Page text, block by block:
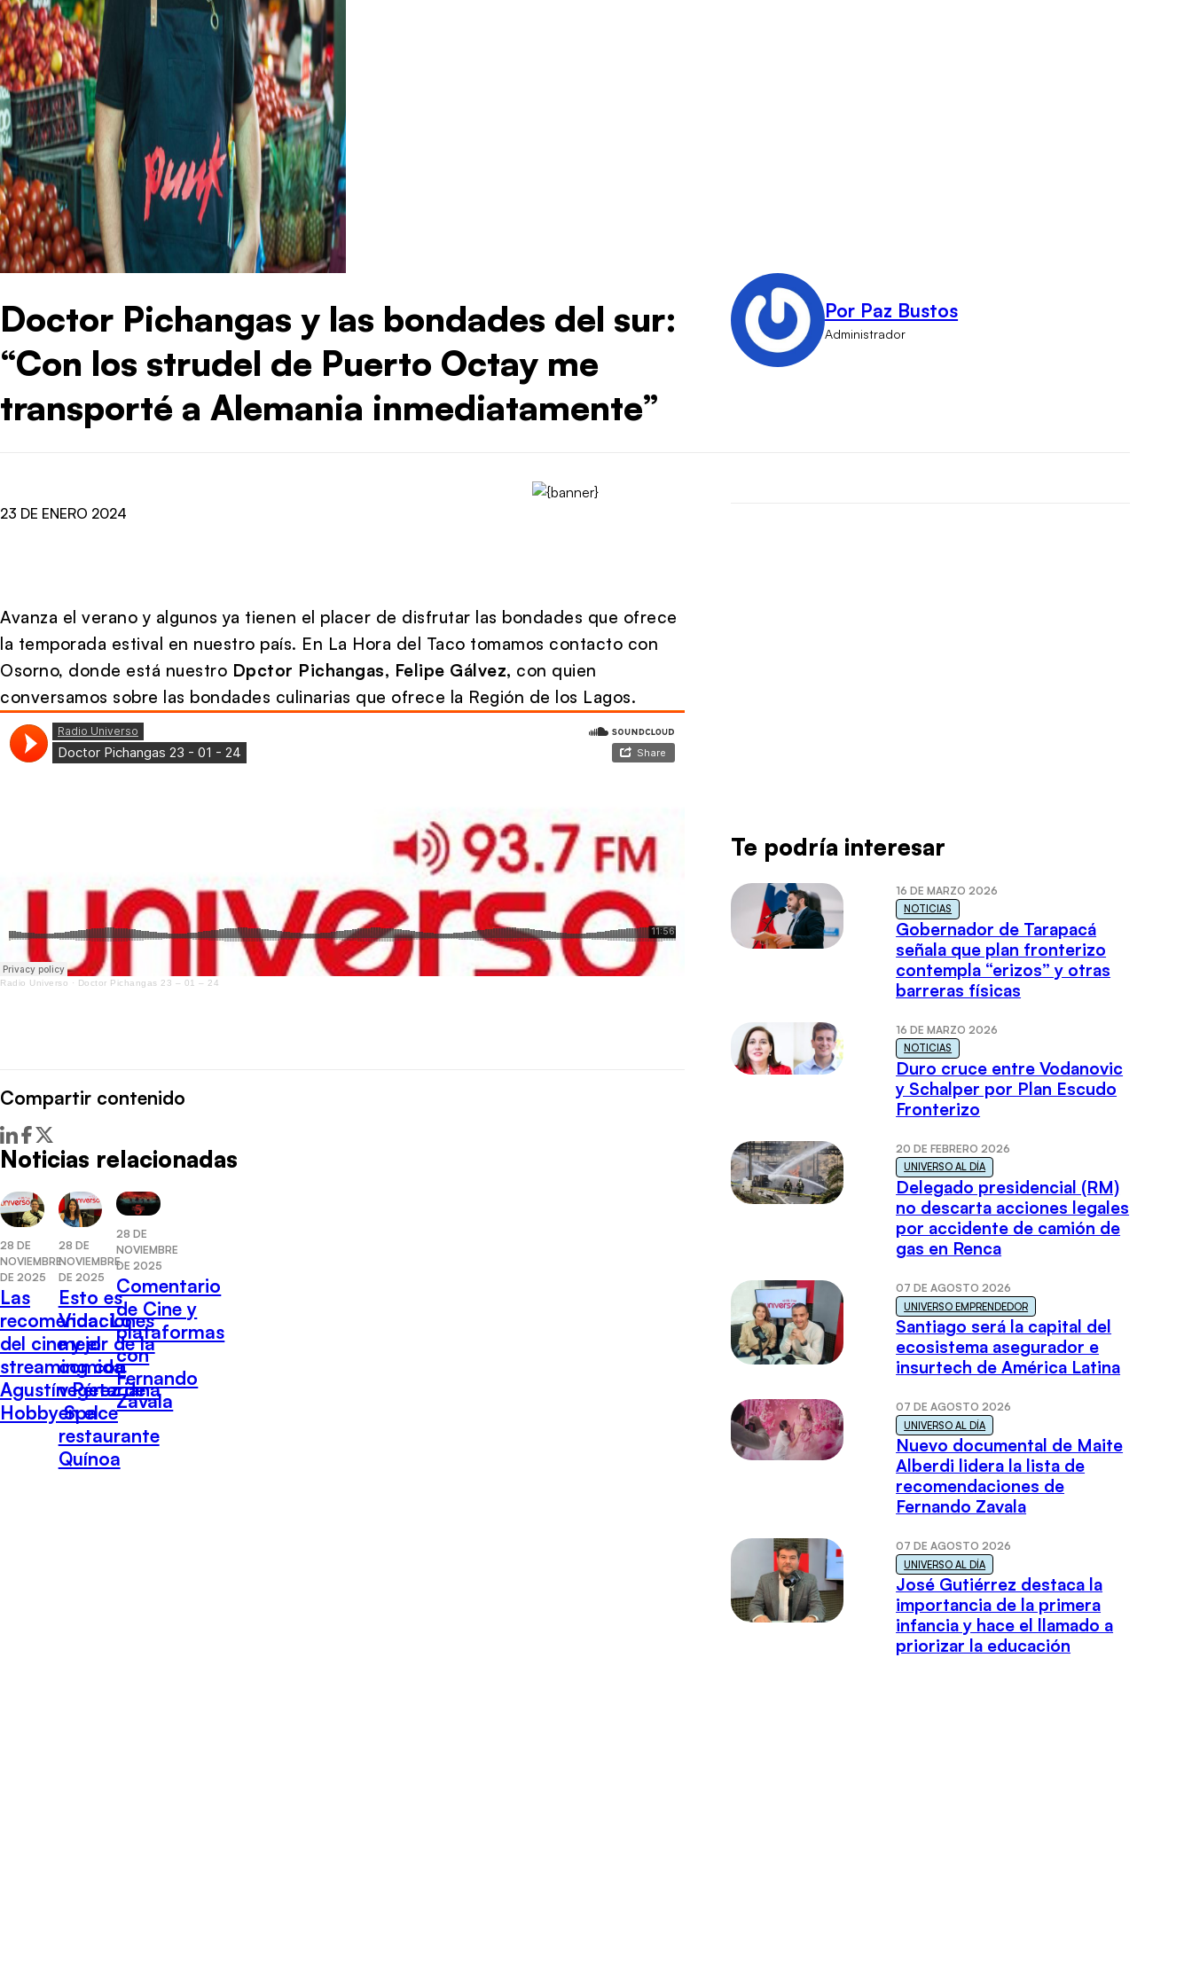
Doctor Pichangas y las bondades del sur:
“Con los strudel de Puerto Octay me
transporté a Alemania inmediatamente”
Por Paz Bustos
Administrador
23 DE ENERO 2024
Avanza el verano y algunos ya tienen el placer de disfrutar las bondades que ofrece
la temporada estival en nuestro país. En La Hora del Taco tomamos contacto con
Osorno, donde está nuestro Dpctor Pichangas, Felipe Gálvez, con quien
conversamos sobre las bondades culinarias que ofrece la Región de los Lagos.
Radio Universo · Doctor Pichangas 23 – 01 – 24
Compartir contenido
Noticias relacionadas
28 DE
NOVIEMBRE
DE 2025
Las
recomendaciones
del cine y el
streaming con
Agustín Pérez de
Hobby Space
28 DE
NOVIEMBRE
DE 2025
Esto es
Vida: Lo
mejor de la
comida
vegetariana
en el
restaurante
Quínoa
28 DE
NOVIEMBRE
DE 2025
Comentario
de Cine y
plataformas
con
Fernando
Zavala
Te podría interesar
16 DE MARZO 2026
NOTICIAS
Gobernador de Tarapacá
señala que plan fronterizo
contempla “erizos” y otras
barreras físicas
16 DE MARZO 2026
NOTICIAS
Duro cruce entre Vodanovic
y Schalper por Plan Escudo
Fronterizo
20 DE FEBRERO 2026
UNIVERSO AL DÍA
Delegado presidencial (RM)
no descarta acciones legales
por accidente de camión de
gas en Renca
07 DE AGOSTO 2026
UNIVERSO EMPRENDEDOR
Santiago será la capital del
ecosistema asegurador e
insurtech de América Latina
07 DE AGOSTO 2026
UNIVERSO AL DÍA
Nuevo documental de Maite
Alberdi lidera la lista de
recomendaciones de
Fernando Zavala
07 DE AGOSTO 2026
UNIVERSO AL DÍA
José Gutiérrez destaca la
importancia de la primera
infancia y hace el llamado a
priorizar la educación